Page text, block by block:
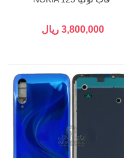
3,800,000 ریال